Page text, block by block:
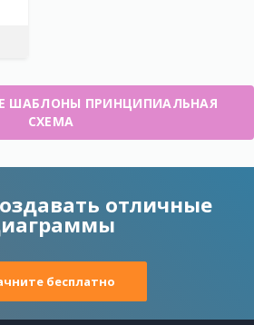
ШАБЛОНЫ ПРИНЦИПИАЛЬНАЯ
СХЕМА
отличные
бесплатно